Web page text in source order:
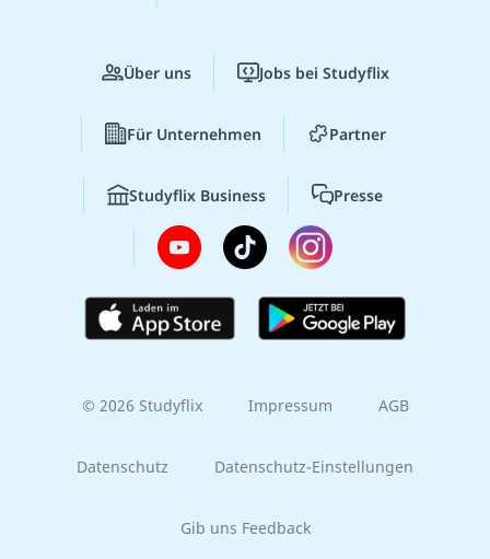
Über uns Jobs bei Studyflix
Für Unternehmen Partner
Studyflix Business Presse
© 2026 Studyflix Impressum AGB
Datenschutz Datenschutz-Einstellungen
Gib uns Feedback